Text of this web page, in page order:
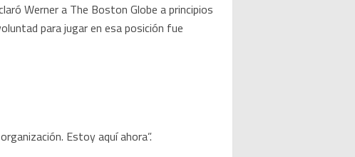
Werner a The Boston Globe a principios
para jugar en esa posición fue
Estoy aquí ahora”.